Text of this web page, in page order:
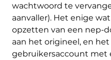
wachtwoord te
aanvaller). Het enige
opzetten van een nep-
aan het origineel, en
gebruikersaccount met